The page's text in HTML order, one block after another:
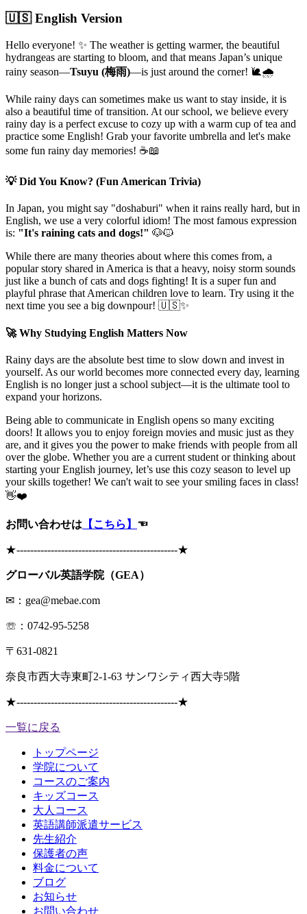
🇺🇸 English Version
Hello everyone! ✨ The weather is getting warmer, the beautiful
hydrangeas are starting to bloom, and that means Japan’s unique
rainy season—Tsuyu (梅雨)—is just around the corner! 🐌🌧️
While rainy days can sometimes make us want to stay inside, it is
also a beautiful time of transition. At our school, we believe every
rainy day is a perfect excuse to cozy up with a warm cup of tea and
practice some English! Grab your favorite umbrella and let's make
some fun rainy day memories! ☕📖
💡 Did You Know? (Fun American Trivia)
In Japan, you might say "doshaburi" when it rains really hard, but in
English, we use a very colorful idiom! The most famous expression
is: "It's raining cats and dogs!" 🐶🐱
While there are many theories about where this comes from, a
popular story shared in America is that a heavy, noisy storm sounds
just like a bunch of cats and dogs fighting! It is a super fun and
playful phrase that American children love to learn. Try using it the
next time you see a big downpour! 🇺🇸✨
🚀 Why Studying English Matters Now
Rainy days are the absolute best time to slow down and invest in
yourself. As our world becomes more connected every day, learning
English is no longer just a school subject—it is the ultimate tool to
expand your horizons.
Being able to communicate in English opens so many exciting
doors! It allows you to enjoy foreign movies and music just as they
are, and it gives you the power to make friends with people from all
over the globe. Whether you are a current student or thinking about
starting your English journey, let’s use this cozy season to level up
your skills together! We can't wait to see your smiling faces in class!
👋❤️
お問い合わせは 【こちら】 ☜
★-----------------------------------------------★
グローバル英語学院（GEA）
✉：gea@mebae.com
☏：0742-95-5258
〒631-0821
奈良市西大寺東町2-1-63 サンワシティ西大寺5階
★-----------------------------------------------★
一覧に戻る
トップページ
学院について
コースのご案内
キッズコース
大人コース
英語講師派遣サービス
先生紹介
保護者の声
料金について
ブログ
お知らせ
お問い合わせ